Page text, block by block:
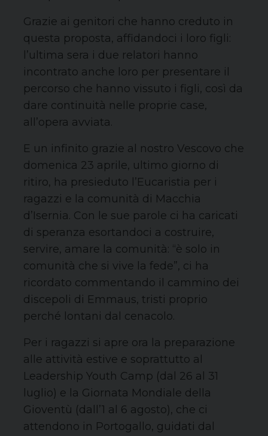
Grazie ai genitori che hanno creduto in
questa proposta, affidandoci i loro figli:
l’ultima sera i due relatori hanno
incontrato anche loro per presentare il
percorso che hanno vissuto i figli, così da
dare continuità nelle proprie case,
all’opera avviata.
E un infinito grazie al nostro Vescovo che
domenica 23 aprile, ultimo giorno di
ritiro, ha presieduto l’Eucaristia per i
ragazzi e la comunità di Macchia
d’Isernia. Con le sue parole ci ha caricati
di speranza esortandoci a costruire,
servire, amare la comunità: “è solo in
comunità che si vive la fede”, ci ha
ricordato commentando il cammino dei
discepoli di Emmaus, tristi proprio
perché lontani dal cenacolo.
Per i ragazzi si apre ora la preparazione
alle attività estive e soprattutto al
Leadership Youth Camp (dal 26 al 31
luglio) e la Giornata Mondiale della
Gioventù (dall’1 al 6 agosto), che ci
attendono in Portogallo, guidati dal